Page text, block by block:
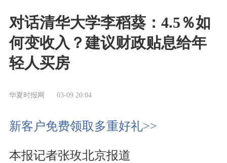
对话清华大学李稻葵：4.5％如
何变收入？建议财政贴息给年
轻人买房
华夏时报网 03-09 20:04
新客户免费领取多重好礼>>
本报记者张玫北京报道